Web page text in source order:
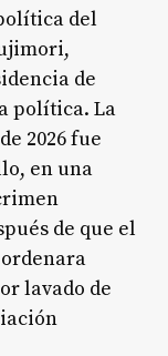
del
de
política. La
2026 fue
en una
de que el
lavado de